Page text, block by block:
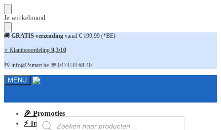
Skip
to
navigation
Skip
to
content
Je winkelmand
🚚 GRATIS verzending vanaf € 199,99 (*BE)
⭐ Klantbeoordeling 9,3/10
👋 info@2smart.be 💬 0474/34.68.40
MENU
Producten
zoeken
🎉 Promoties
⚡ Installatiematerialen